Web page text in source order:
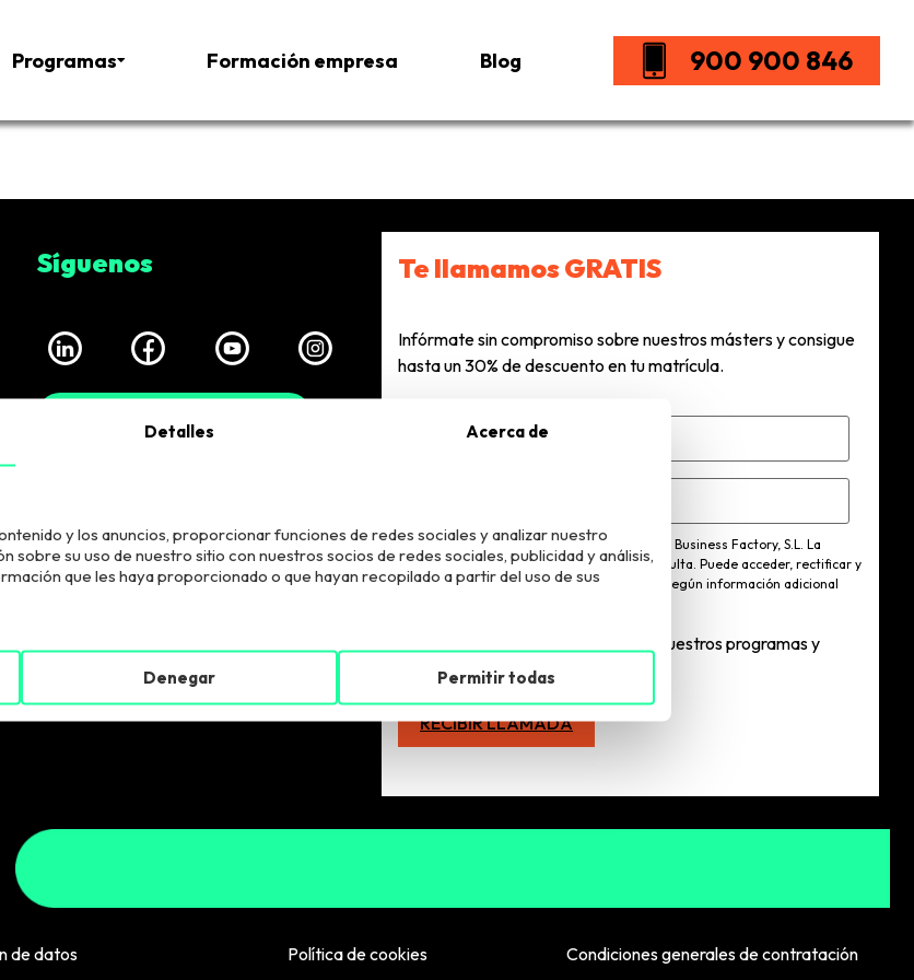
Programas Formación empresa Blog 900 900 846
Síguenos Te llamamos GRATIS
Infórmate sin compromiso sobre nuestros másters y consigue
hasta un 30% de descuento en tu matrícula.
El Responsable del tratamiento es European Business Factory, S.L. La
finalidad del tratamiento es atender tu consulta. Puede acceder, rectificar y
suprimir los datos y ejercer otros derechos según información adicional
Quiero estar informadx sobre vuestros programas y
actividades
de datos Política de cookies Condiciones generales de contratación
Detalles Acerca de
y los anuncios, proporcionar funciones de redes sociales y analizar nuestro
su uso de nuestro sitio con nuestros socios de redes sociales, publicidad y análisis,
que les haya proporcionado o que hayan recopilado a partir del uso de sus
Denegar Permitir todas